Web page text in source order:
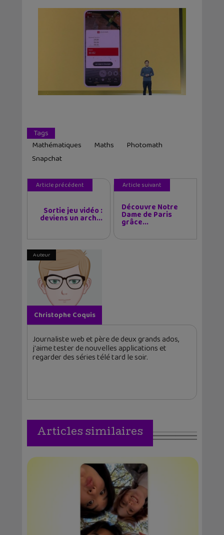
Tags
Mathématiques
Maths
Photomath
Snapchat
Article précédent
Sortie jeu vidéo :
deviens un arch...
Article suivant
Découvre Notre
Dame de Paris
grâce...
Auteur
Christophe Coquis
Journaliste web et père de deux grands ados,
j'aime tester de nouvelles applications et
regarder des séries télé tard le soir.
Articles similaires